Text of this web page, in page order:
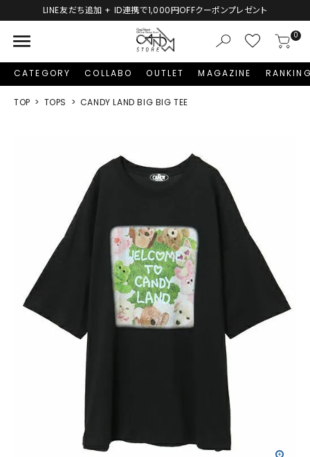
LINE友だち追加 + ID連携で1,000円OFFクーポンプレゼント
menu 0
CATEGORY COLLABO OUTLET MAGAZINE
TOP TOPS CANDY LAND BIG BIG TEE